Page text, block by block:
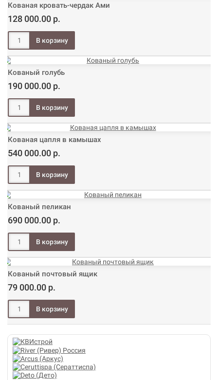
Кованая кровать-чердак Ами
128 000.00 р.
Кованый голубь
190 000.00 р.
Кованая цапля в камышах
540 000.00 р.
Кованый пеликан
690 000.00 р.
Кованый почтовый ящик
79 000.00 р.